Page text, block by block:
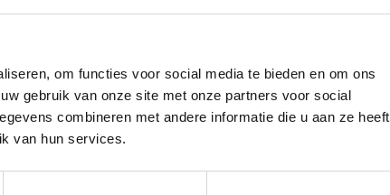
om functies voor social media te bieden en om ons
gebruik van onze site met onze partners voor social
combineren met andere informatie die u aan ze heeft
van hun services.